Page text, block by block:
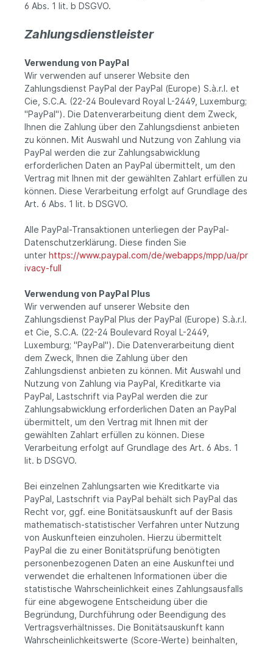
6 Abs. 1 lit. b DSGVO.
Zahlungsdienstleister
Verwendung von PayPal
Wir verwenden auf unserer Website den
Zahlungsdienst PayPal der PayPal (Europe) S.à.r.l. et
Cie, S.C.A. (22-24 Boulevard Royal L-2449, Luxemburg;
"PayPal"). Die Datenverarbeitung dient dem Zweck,
Ihnen die Zahlung über den Zahlungsdienst anbieten
zu können. Mit Auswahl und Nutzung von Zahlung via
PayPal werden die zur Zahlungsabwicklung
erforderlichen Daten an PayPal übermittelt, um den
Vertrag mit Ihnen mit der gewählten Zahlart erfüllen zu
können. Diese Verarbeitung erfolgt auf Grundlage des
Art. 6 Abs. 1 lit. b DSGVO.
Alle PayPal-Transaktionen unterliegen der PayPal-
Datenschutzerklärung. Diese finden Sie
unter https://www.paypal.com/de/webapps/mpp/ua/pr
ivacy-full
Verwendung von PayPal Plus
Wir verwenden auf unserer Website den
Zahlungsdienst PayPal Plus der PayPal (Europe) S.à.r.l.
et Cie, S.C.A. (22-24 Boulevard Royal L-2449,
Luxemburg; "PayPal"). Die Datenverarbeitung dient
dem Zweck, Ihnen die Zahlung über den
Zahlungsdienst anbieten zu können. Mit Auswahl und
Nutzung von Zahlung via PayPal, Kreditkarte via
PayPal, Lastschrift via PayPal werden die zur
Zahlungsabwicklung erforderlichen Daten an PayPal
übermittelt, um den Vertrag mit Ihnen mit der
gewählten Zahlart erfüllen zu können. Diese
Verarbeitung erfolgt auf Grundlage des Art. 6 Abs. 1
lit. b DSGVO.
Bei einzelnen Zahlungsarten wie Kreditkarte via
PayPal, Lastschrift via PayPal behält sich PayPal das
Recht vor, ggf. eine Bonitätsauskunft auf der Basis
mathematisch-statistischer Verfahren unter Nutzung
von Auskunfteien einzuholen. Hierzu übermittelt
PayPal die zu einer Bonitätsprüfung benötigten
personenbezogenen Daten an eine Auskunftei und
verwendet die erhaltenen Informationen über die
statistische Wahrscheinlichkeit eines Zahlungsausfalls
für eine abgewogene Entscheidung über die
Begründung, Durchführung oder Beendigung des
Vertragsverhältnisses. Die Bonitätsauskunft kann
Wahrscheinlichkeitswerte (Score-Werte) beinhalten,